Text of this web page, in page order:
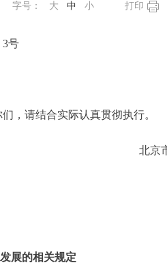
打印
字号： 大 中 小
3号
请结合实际认真贯彻执行。
北
展的相关规定